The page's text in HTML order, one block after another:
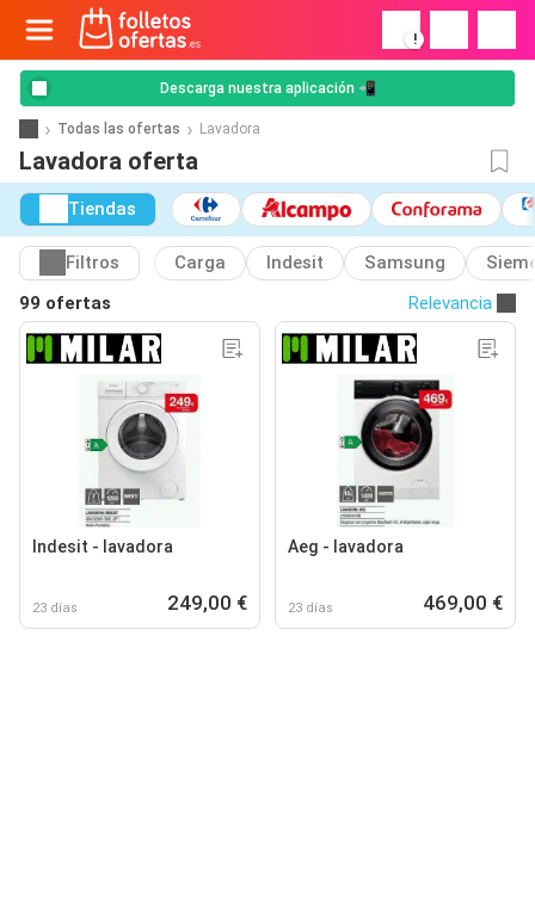
!
Descarga nuestra aplicación 📲
Todas las ofertas Lavadora
Lavadora oferta
Tiendas
Filtros Carga Indesit Samsung
99 ofertas
Relevancia
Indesit - lavadora
23 días 249,00 €
Aeg - lavadora
23 días 469,00 €